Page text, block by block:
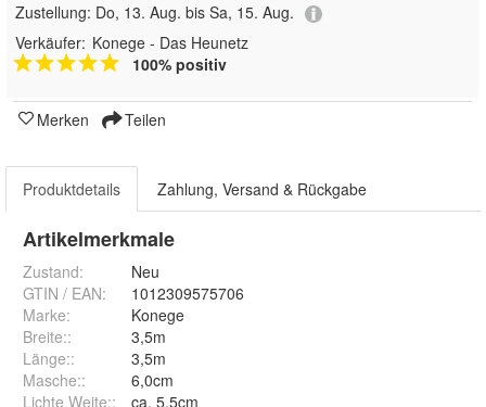
Zustellung: Do, 13. Aug. bis Sa, 15. Aug.
Verkäufer: Konege - Das Heunetz
100% positiv
Merken Teilen
Produktdetails Zahlung, Versand & Rückgabe
Artikelmerkmale
Zustand:
Neu
GTIN / EAN:
1012309575706
Marke:
Konege
Breite::
3,5m
Länge::
3,5m
Masche::
6,0cm
Lichte Weite::
ca. 5,5cm